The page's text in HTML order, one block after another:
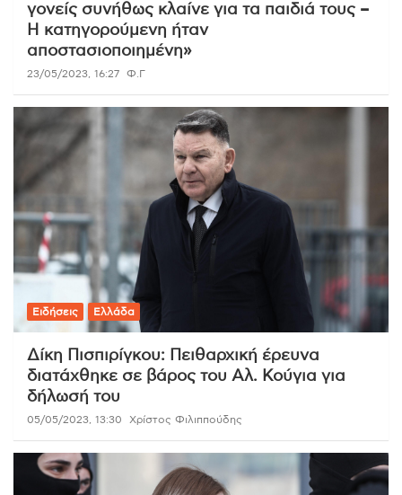
γονείς συνήθως κλαίνε για τα παιδιά τους –
Η κατηγορούμενη ήταν
αποστασιοποιημένη»
23/05/2023, 16:27 Φ.Γ
Ειδήσεις Ελλάδα
Δίκη Πισπιρίγκου: Πειθαρχική έρευνα
διατάχθηκε σε βάρος του Αλ. Κούγια για
δήλωσή του
05/05/2023, 13:30 Χρίστος Φιλιππούδης